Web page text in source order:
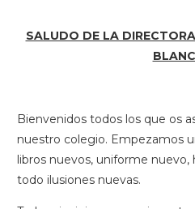
SALUDO DE LA
Bienvenidos todos los que os
nuestro colegio. Empezamos
libros nuevos, uniforme nuevo,
todo ilusiones nuevas.